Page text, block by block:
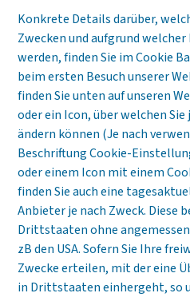
Konkrete Details darüber,
Zwecken und aufgrund
werden, finden Sie im Cookie
beim ersten Besuch unserer
finden Sie unten auf unseren
oder ein Icon, über welchen
ändern können (Je nach
Beschriftung Cookie-
oder einem Icon mit einem
finden Sie auch eine
Anbieter je nach Zweck. Diese
Drittstaaten ohne
zB den USA. Sofern Sie Ihre
Zwecke erteilen, mit der eine
in Drittstaaten einhergeht, so